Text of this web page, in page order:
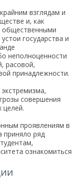
взглядам и
и, как
общественными
государства и
неполноценности
расовой,
принадлежности.
совершения
целей.
проявлениям в
ряд
ознакомиться